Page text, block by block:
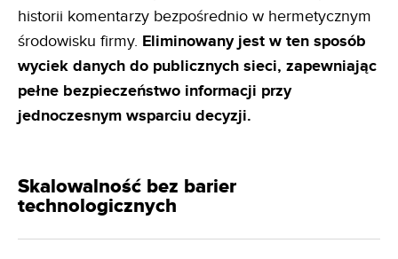
historii komentarzy bezpośrednio w hermetycznym
środowisku firmy. Eliminowany jest w ten sposób
wyciek danych do publicznych sieci, zapewniając
pełne bezpieczeństwo informacji przy
jednoczesnym wsparciu decyzji.
Skalowalność bez barier
technologicznych